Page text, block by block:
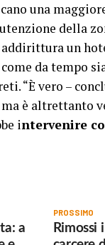
una
della
un
da tempo
“È vero –
ma è altrettanto
intervenire
PROSSIMO
Rimossi
a